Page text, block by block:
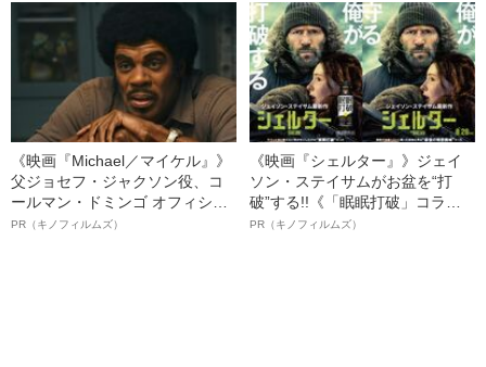
ト”が生み出した徹底ケアとは
《映画『Michael／マイケル』》
父ジョセフ・ジャクソン役、コ
ールマン・ドミンゴ オフィシャ
ルインタビュー“観客を魅了した
PR（キノフィルムズ）
《映画『シェルター』》ジェイ
ソン・ステイサムがお盆を“打
破”する!!《「眠眠打破」コラ
ボ》
PR（キノフィルムズ）